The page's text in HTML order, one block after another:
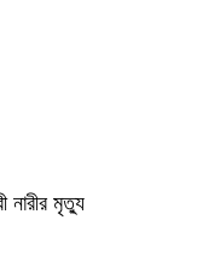
নারীর মৃত্যু